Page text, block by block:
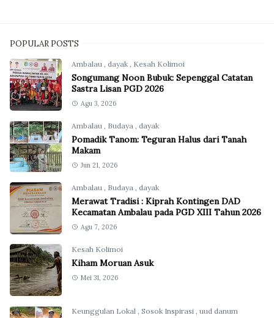
POPULAR POSTS
Ambalau dayak Kesah Kolimoi
Songumang Noon Bubuk: Sepenggal Catatan
Sastra Lisan PGD 2026
Agu 3, 2026
Ambalau Budaya dayak
Pomadik Tanom: Teguran Halus dari Tanah
Makam
Jun 21, 2026
Ambalau Budaya dayak
Merawat Tradisi : Kiprah Kontingen DAD
Kecamatan Ambalau pada PGD XIII Tahun 2026
Agu 7, 2026
Kesah Kolimoi
Kiham Moruan Asuk
Mei 31, 2026
Keunggulan Lokal Sosok Inspirasi uud danum